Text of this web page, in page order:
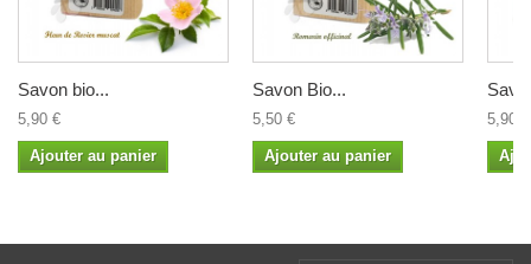
Savon bio...
5,90 €
Ajouter au panier
Savon Bio...
5,50 €
Ajouter au panier
5,90 €